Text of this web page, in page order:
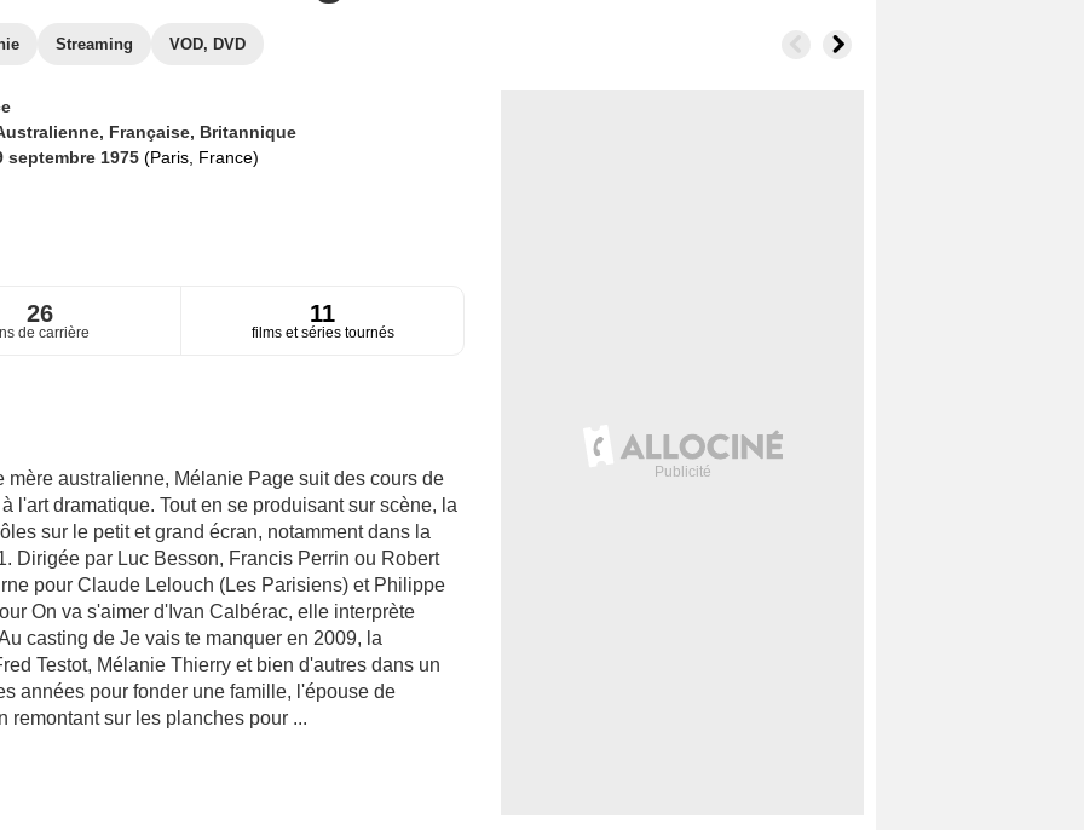
Streaming VOD, DVD
Française, Britannique
septembre 1975 (Paris, France)
26
de carrière
11
films et séries tournés
australienne, Mélanie Page suit des cours de
l'art dramatique. Tout en se produisant sur scène, la
sur le petit et grand écran, notamment dans la
Dirigée par Luc Besson, Francis Perrin ou Robert
pour Claude Lelouch (Les Parisiens) et Philippe
On va s'aimer d'Ivan Calbérac, elle interprète
casting de Je vais te manquer en 2009, la
Testot, Mélanie Thierry et bien d'autres dans un
années pour fonder une famille, l'épouse de
remontant sur les planches pour ...